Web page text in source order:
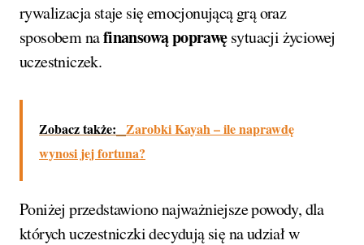
rywalizacja staje się emocjonującą grą oraz
sposobem nafinansową poprawęsytuacji życiowej
uczestniczek.
Zobacz także:
Zarobki Kayah – ile naprawdę
wynosi jej fortuna?
Poniżej przedstawiono najważniejsze powody, dla
których uczestniczki decydują się na udział w